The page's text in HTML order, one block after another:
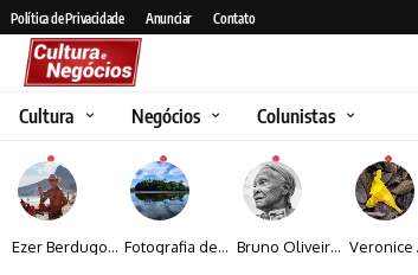
Política de Privacidade Anunciar Contato
Cultura Negócios Colunistas
Ezer Berdugo transforma experiências multiculturais e memórias em narrativas visuais por meio da fotografia Fotografia de Fátima Carlini transforma paisagens naturais em experiências de contemplação Bruno Oliveira retrata o cotidiano urbano por meio da fotografia em preto e branco